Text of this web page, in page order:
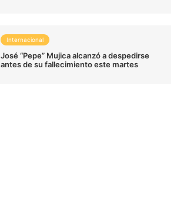
Internacional
José “Pepe” Mujica alcanzó a despedirse
antes de su fallecimiento este martes